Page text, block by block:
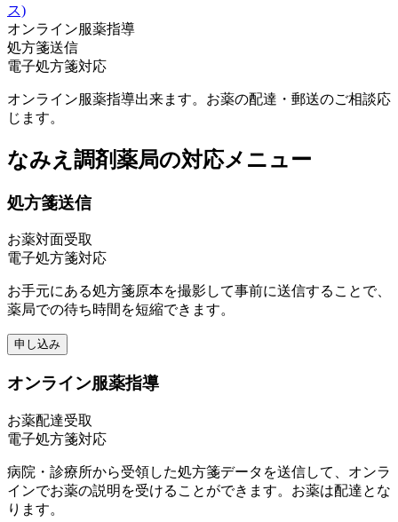
ス)
オンライン服薬指導
処方箋送信
電子処方箋対応
オンライン服薬指導出来ます。お薬の配達・郵送のご相談応
じます。
なみえ調剤薬局の対応メニュー
処方箋送信
お薬対面受取
電子処方箋対応
お手元にある処方箋原本を撮影して事前に送信することで、
薬局での待ち時間を短縮できます。
申し込み
オンライン服薬指導
お薬配達受取
電子処方箋対応
病院・診療所から受領した処方箋データを送信して、オンラ
インでお薬の説明を受けることができます。お薬は配達とな
ります。